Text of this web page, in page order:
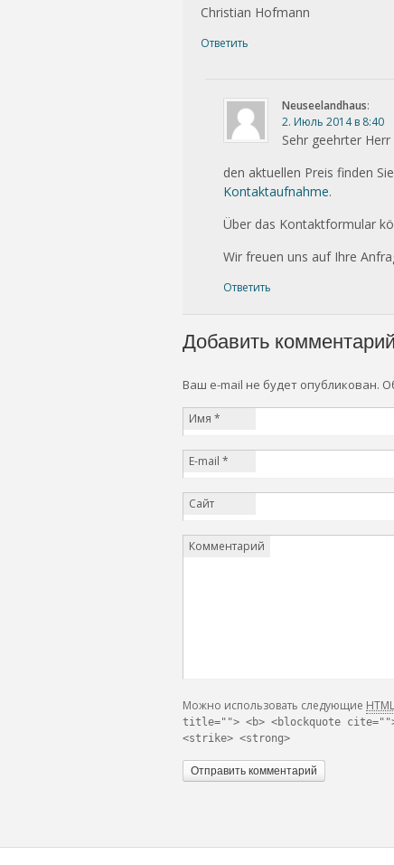
Christian Hofmann
Ответить
Neuseelandhaus:
2. Июль 2014 в 8:40
Sehr geehrter
den aktuellen Preis finden
Kontaktaufnahme.
Über das Kontaktformular
Wir freuen uns auf Ihre
Ответить
Добавить комментарий
Ваш e-mail не будет опубликован.
Имя *
E-mail *
Сайт
Комментарий
Можно использовать следующие HTML
title=""> <b> <blockquote
<strike> <strong>